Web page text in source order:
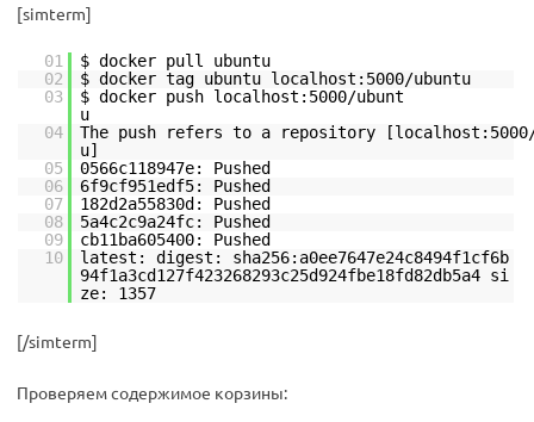
[simterm]
01
$ docker pull ubuntu
02
$ docker tag ubuntu localhost:5000/ubuntu
03
$ docker push localhost:5000/ubunt
04
The push refers to a repository
05
0566c118947e: Pushed
06
6f9cf951edf5: Pushed
07
182d2a55830d: Pushed
08
5a4c2c9a24fc: Pushed
09
cb11ba605400: Pushed
10
latest: digest: sha256:a0ee7647e24c8494f1cf6b
94f1a3cd127f423268293c25d924fbe18fd82db5a4 si
ze: 1357
[/simterm]
Проверяем содержимое корзины: